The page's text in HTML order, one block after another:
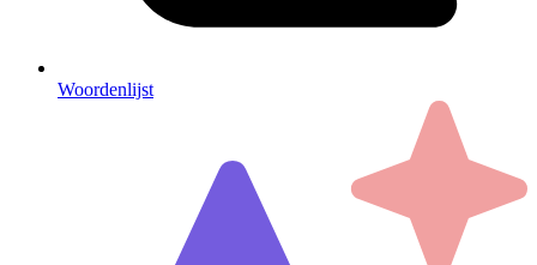
Woordenlijst